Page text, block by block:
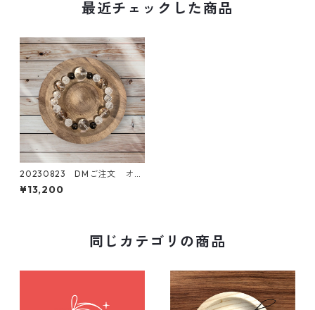
最近チェックした商品
20230823 DMご注文 オー
ダーメイドブレスレット
¥13,200
同じカテゴリの商品